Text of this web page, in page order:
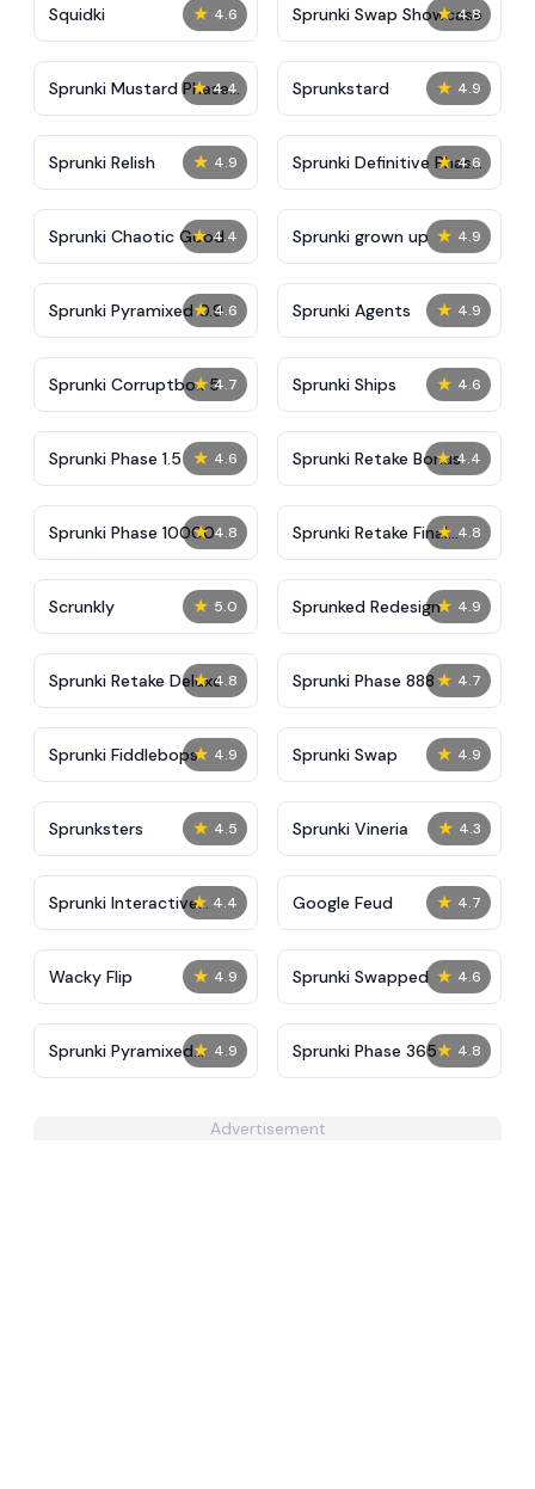
★ 4.6
Squidki ★ 4.8
Sprunki Swap Showcase
★ 4.4
Sprunki Mustard Phase
2
★ 4.9
Sprunkstard
★ 4.9
Sprunki Relish ★ 4.6
Sprunki Definitive Phase
7
★ 4.4
Sprunki Chaotic Good ★ 4.9
Sprunki grown up
★ 4.6
Sprunki Pyramixed 0.9 ★ 4.9
Sprunki Agents
★ 4.7
Sprunki Corruptbox 5 ★ 4.6
Sprunki Ships
★ 4.6
Sprunki Phase 1.5 ★ 4.4
Sprunki Retake Bonus
★ 4.8
Sprunki Phase 10000 ★ 4.8
Sprunki Retake Final
Update
★ 5.0
Scrunkly ★ 4.9
Sprunked Redesign
★ 4.8
Sprunki Retake Deluxe ★ 4.7
Sprunki Phase 888
★ 4.9
Sprunki Fiddlebops ★ 4.9
Sprunki Swap
★ 4.5
Sprunksters ★ 4.3
Sprunki Vineria
★ 4.4
Sprunki Interactive
Tunner
★ 4.7
Google Feud
★ 4.9
Wacky Flip ★ 4.6
Sprunki Swapped
★ 4.9
Sprunki Pyramixed
Human Edition
★ 4.8
Sprunki Phase 365
Advertisement